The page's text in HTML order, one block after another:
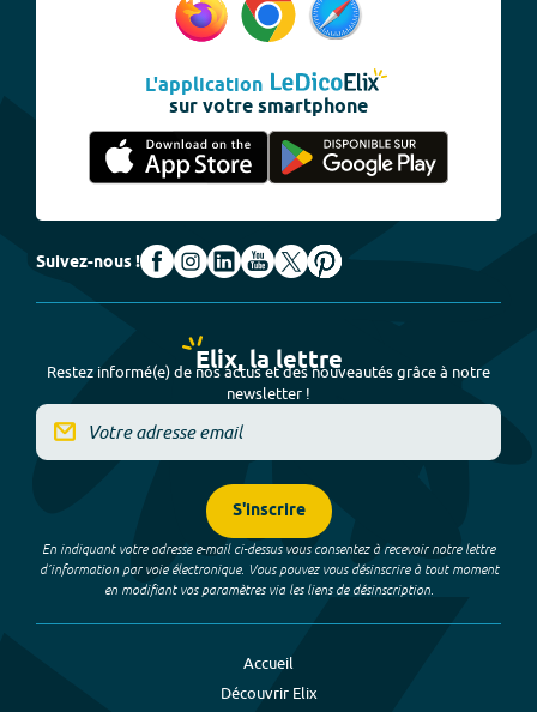
L'application
sur votre smartphone
Suivez-nous !
Elix, la lettre
Restez informé(e) de nos actus et des nouveautés grâce à notre
newsletter !
S'inscrire
En indiquant votre adresse e-mail ci-dessus vous consentez à recevoir notre lettre
d’information par voie électronique. Vous pouvez vous désinscrire à tout moment
en modifiant vos paramètres via les liens de désinscription.
Accueil
Découvrir Elix